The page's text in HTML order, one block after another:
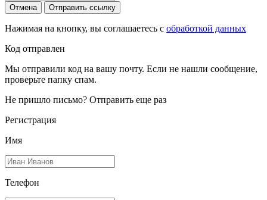
Отмена Отправить ссылку
Нажимая на кнопку, вы соглашаетесь с обработкой данных
Код отправлен
Мы отправили код на вашу почту. Если не нашли сообщение,
проверьте папку спам.
Не пришло письмо? Отправить еще раз
Регистрация
Имя
Телефон